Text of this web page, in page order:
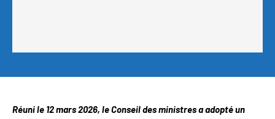
Réuni le 12 mars 2026, le Conseil des ministres a adopté un